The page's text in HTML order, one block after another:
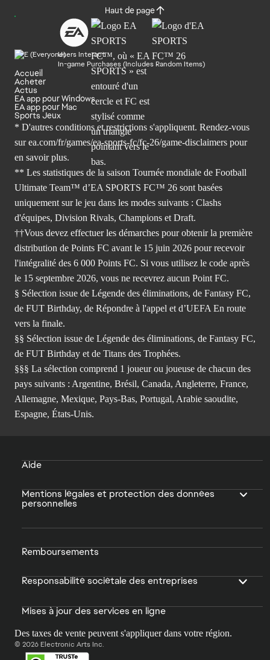
Haut de page
Users Interact
In-game Purchases (Includes Random Items)
Accueil
Acheter
Actus
EA app pour Windows
EA app pour Mac
Sports Jeux
* D'autres conditions et restrictions s'appliquent. Rendez-vous
sur ea.com/fr/games/ea-sports-fc/fc-26/game-disclaimers pour
en savoir plus.
** Les statistiques de la saison Tournée mondiale de Football
Ultimate Team™ d’EA SPORTS FC™ 26 sont basées
uniquement sur le jeu dans les modes suivants : Clashs
d'équipes, Division Rivals, Champions et Draft.
††Vous devez effectuer les démarches pour obtenir la première
distribution de Points FC avant le 15 juin 2026 pour recevoir
l'intégralité des 6 000 Points FC. Si vous utilisez le code après
le 15 septembre 2026, vous ne recevrez aucun Point FC.
§ Sélection issue de Légende des éliminations, de Fantasy FC,
de FUT Birthday, de Répondre à l'appel et d’UEFA En route
vers la finale.
§§ Sélection issue de Légende des éliminations, de Fantasy FC,
de FUT Birthday et de Titans des Trophées.
§§§ La sélection comprend 1 joueur ou joueuse de chacun des
pays suivants : Argentine, Brésil, Canada, Angleterre, France,
Allemagne, Mexique, Pays-Bas, Portugal, Arabie saoudite,
Espagne, États-Unis.
Aide
Mentions légales et protection des données
personnelles
Remboursements
Responsabilité sociétale des entreprises
Mises à jour des services en ligne
Des taxes de vente peuvent s'appliquer dans votre région.
© 2026 Electronic Arts Inc.